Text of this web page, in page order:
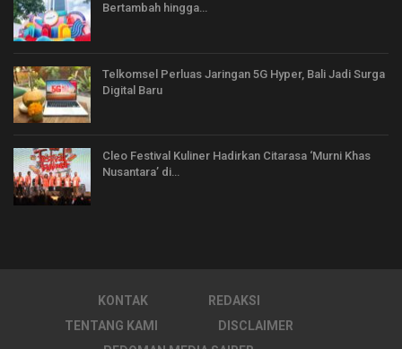
Bertambah hingga…
Telkomsel Perluas Jaringan 5G Hyper, Bali Jadi Surga
Digital Baru
Cleo Festival Kuliner Hadirkan Citarasa ‘Murni Khas
Nusantara’ di…
KONTAK
REDAKSI
TENTANG KAMI
DISCLAIMER